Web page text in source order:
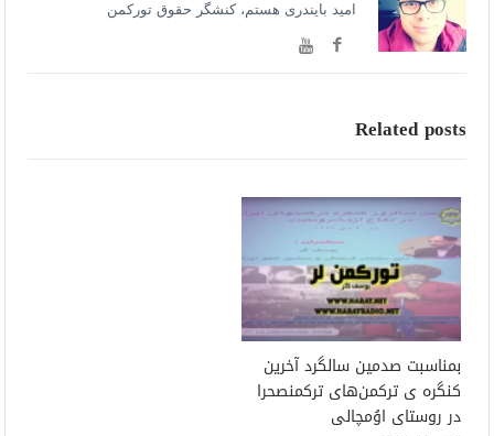
امید بایندری هستم، کنشگر حقوق تورکمن
Related posts
بمناسبت صدمین سالگرد آخرین
کنگره ی ترکمن‌های ترکمنصحرا
در روستای اوُمچالی